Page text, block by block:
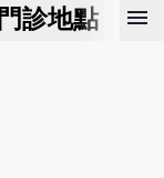
門診地點 預
menu